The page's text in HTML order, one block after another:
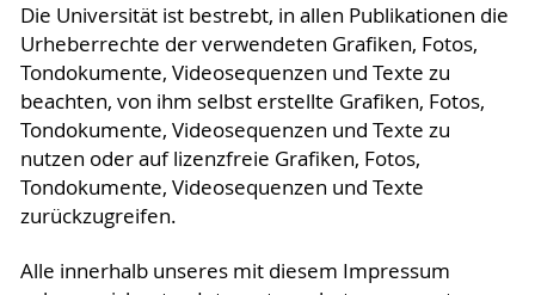
Die Universität ist bestrebt, in allen Publikationen die
Urheberrechte der verwendeten Grafiken, Fotos,
Tondokumente, Videosequenzen und Texte zu
beachten, von ihm selbst erstellte Grafiken, Fotos,
Tondokumente, Videosequenzen und Texte zu
nutzen oder auf lizenzfreie Grafiken, Fotos,
Tondokumente, Videosequenzen und Texte
zurückzugreifen.
Alle innerhalb unseres mit diesem Impressum